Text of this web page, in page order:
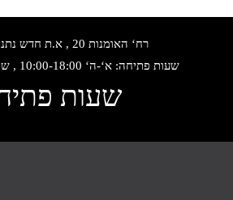
רח‘ האומנות 20 , א.ת חדש נתניה, טלפון:
שעות פתיחה: א‘-ה‘ 10:00-18:00 , שישי: 9:00-14:00
שעות